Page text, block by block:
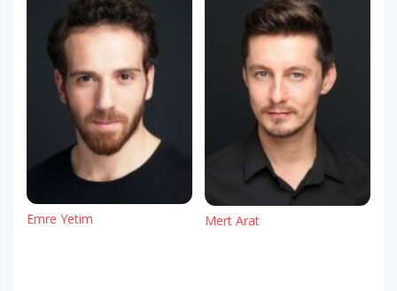
Emre Yetim Mert Arat